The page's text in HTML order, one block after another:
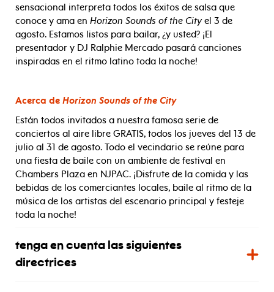
sensacional interpreta todos los éxitos de salsa que
conoce y ama en Horizon Sounds of the Cityel 3 de
agosto. Estamos listos para bailar, ¿y usted? ¡El
presentador y DJ Ralphie Mercado pasará canciones
inspiradas en el ritmo latino toda la noche!
Acerca de Horizon Sounds of the City
Están todos invitados a nuestra famosa serie de
conciertos al aire libre GRATIS, todos los jueves del 13 de
julio al 31 de agosto. Todo el vecindario se reúne para
una fiesta de baile con un ambiente de festival en
Chambers Plaza en NJPAC. ¡Disfrute de la comida y las
bebidas de los comerciantes locales, baile al ritmo de la
música de los artistas del escenario principal y festeje
toda la noche!
tenga en cuenta las siguientes
directrices